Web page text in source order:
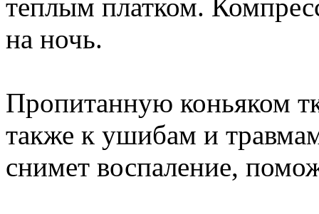
теплым платком.
на ночь.
Пропитанную коньяком
также к ушибам и
снимет воспаление,